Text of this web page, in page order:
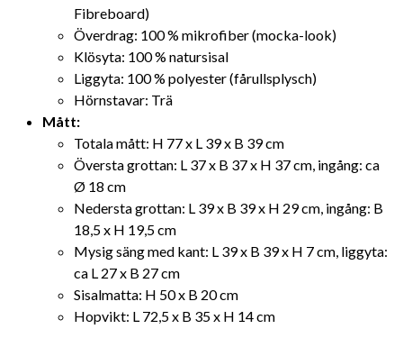
Fibreboard)
Överdrag: 100 % mikrofiber (mocka-look)
Klösyta: 100 % natursisal
Liggyta: 100 % polyester (fårullsplysch)
Hörnstavar: Trä
Mått:
Totala mått: H 77 x L 39 x B 39 cm
Översta grottan: L 37 x B 37 x H 37 cm, ingång: ca
Ø 18 cm
Nedersta grottan: L 39 x B 39 x H 29 cm, ingång: B
18,5 x H 19,5 cm
Mysig säng med kant: L 39 x B 39 x H 7 cm, liggyta:
ca L 27 x B 27 cm
Sisalmatta: H 50 x B 20 cm
Hopvikt: L 72,5 x B 35 x H 14 cm